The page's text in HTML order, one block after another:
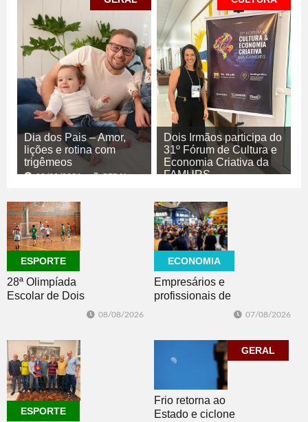
Dia dos Pais – Amor,
lições e rotina com
trigêmeos
08/08/2026 GERAL
Dois Irmãos participa do
31º Fórum de Cultura e
Economia Criativa da
FAMURS
CULTURA
ESPORTE
28ª Olimpíada
Escolar de Dois
08/08/2026
ECONOMIA
Empresários e
profissionais de
07/08/2026
ESPORTE
GERAL
Frio retorna ao
Estado e ciclone